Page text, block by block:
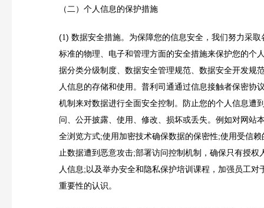
（二）个人信息的保护措施
(1) 数据安全措施。为保障您的信息安全，我们努力采取
标准的物理、电子和管理方面的安全措施来保护您的个
据分类分级制度、数据安全管理规范、数据安全开发规
人信息的存储和使用。普利司通通过信息接触者保密协
机制来对数据进行全面安全控制。防止您的个人信息遭
问、公开披露、使用、修改、损坏或丢失。例如对网站
全浏览方式;使用加密技术确保数据的保密性;使用受信
止数据遭到恶意攻击;部署访问控制机制，确保只有授权
人信息;以及举办安全和隐私保护培训课程，加强员工对
重要性的认识。